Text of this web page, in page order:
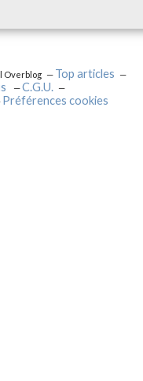
Overblog
Top articles
C.G.U.
Préférences cookies